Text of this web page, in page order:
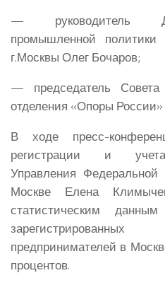
— руководитель
промышленной политики
г.Москвы Олег Бочаров;
— председатель Совета
отделения «Опоры России»
В ходе пресс-
регистрации и учета
Управления
Москве Елена
статистическим
предпринимателей в
процентов.